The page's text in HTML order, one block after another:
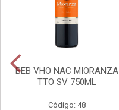
BEB VHO NAC MIORANZA
TTO SV 750ML
Código: 48